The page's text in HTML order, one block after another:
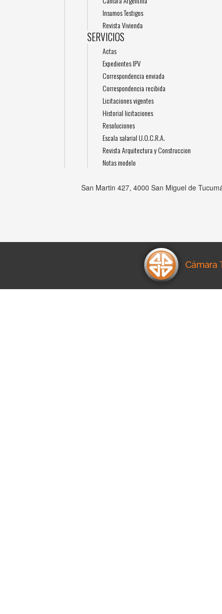
Insumos Testigos
Revista Vivienda
SERVICIOS
Actas
Expedientes IPV
Correspondencia enviada
Correspondencia recibida
Licitaciones vigentes
Historial licitaciones
Resoluciones
Escala salarial U.O.C.R.A.
Revista Arquitectura y Construccion
Notas modelo
San Martin 427, 4000 San Miguel de